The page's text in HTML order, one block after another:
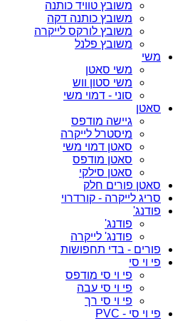
משובץ טוויד כותנה
משובץ כותנה דקה
משובץ לורקס לייקרה
משובץ פלנל
משי
משי סאטן
משי סטון ווש
סוני - דמוי משי
סאטן
גיישה מודפס
מיסטרל לייקרה
סאטן דמוי משי
סאטן מודפס
סאטן סילקי
סאטן פורים חלק
סריג לייקרה - קורדרוי
פודנג'
פודנג'
פודנג' לייקרה
פורים - בדי תחפושות
פי וי סי
פי וי סי מודפס
פי וי סי עבה
פי וי סי רך
פי וי סי - PVC